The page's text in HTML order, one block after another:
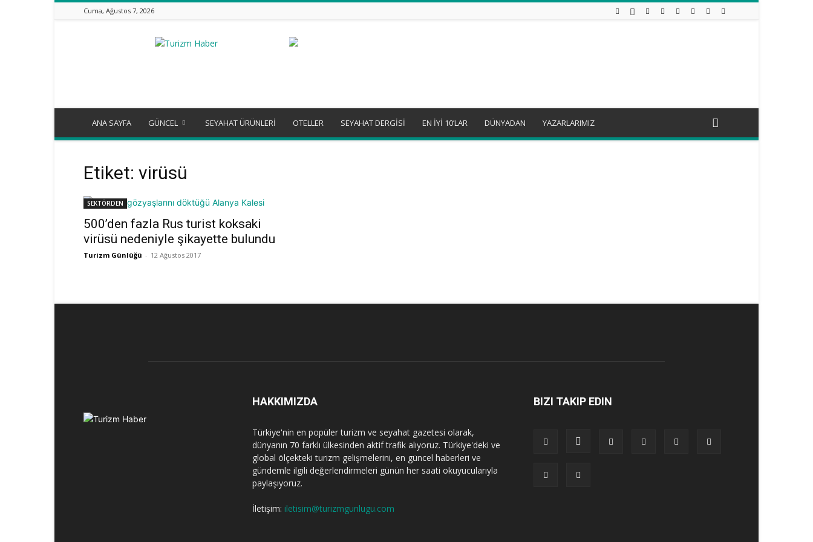
Cuma, Ağustos 7, 2026
Turizm
ANA SAYFA GÜNCEL SEYAHAT ÜRÜNLERİ OTELLER SEYAHAT DERGİSİ EN İYİ 10’LAR DÜNYADAN YAZARLARIMIZ
Etiket: virüsü
SEKTÖRDEN
500’den fazla Rus turist koksaki
virüsü nedeniyle şikayette bulundu
Turizm Günlüğü - 12 Ağustos 2017
HAKKIMIZDA
Türkiye'nin en popüler turizm ve seyahat gazetesi olarak,
dünyanın 70 farklı ülkesinden aktif trafik alıyoruz. Türkiye'deki ve
global ölçekteki turizm gelişmelerini, en güncel haberleri ve
gündemle ilgili değerlendirmeleri günün her saati okuyucularıyla
paylaşıyoruz.
İletişim: iletisim@turizmgunlugu.com
BIZI TAKIP EDIN